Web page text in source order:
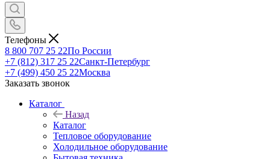
Телефоны
8 800 707 25 22По России
+7 (812) 317 25 22Санкт-Петербург
+7 (499) 450 25 22Москва
Заказать звонок
Каталог
Назад
Каталог
Тепловое оборудование
Холодильное оборудование